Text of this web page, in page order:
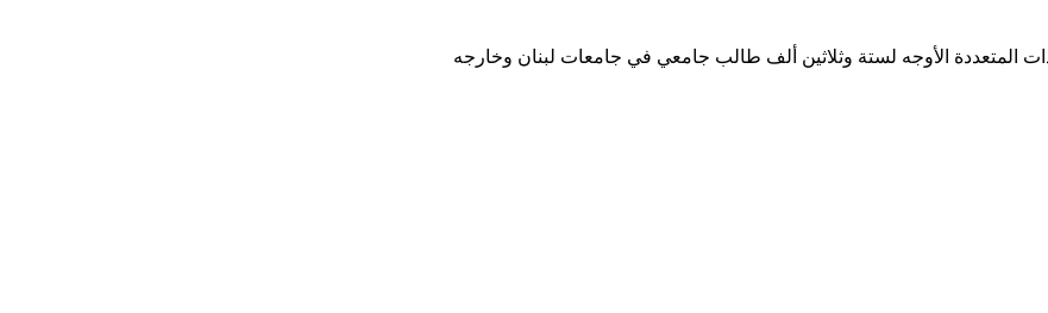
المتعددة الأوجه لستة وثلاثين ألف طالب جامعي في جامعات لبنان وخارجه